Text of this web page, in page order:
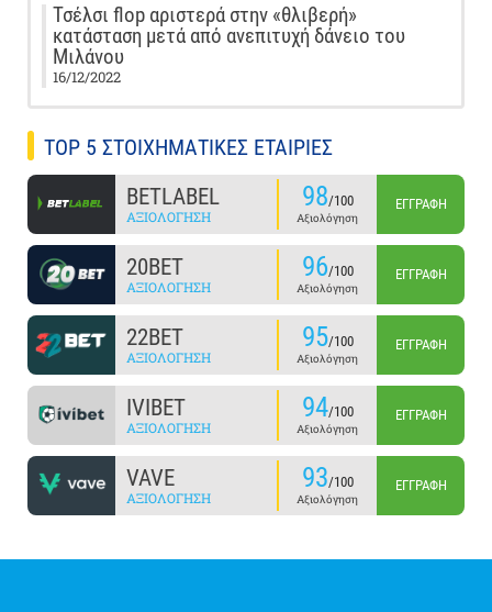
Τσέλσι flop αριστερά στην «θλιβερή»
κατάσταση μετά από ανεπιτυχή δάνειο του
Μιλάνου
16/12/2022
TOP 5 ΣΤΟΙΧΗΜΑΤΙΚΕΣ ΕΤΑΙΡΙΕΣ
BETLABEL
ΑΞΙΟΛΌΓΗΣΗ
98/100
Αξιολόγηση
ΕΓΓΡΑΦΉ
20BET
ΑΞΙΟΛΌΓΗΣΗ
96/100
Αξιολόγηση
ΕΓΓΡΑΦΉ
22BET
ΑΞΙΟΛΌΓΗΣΗ
95/100
Αξιολόγηση
ΕΓΓΡΑΦΉ
IVIBET
ΑΞΙΟΛΌΓΗΣΗ
94/100
Αξιολόγηση
ΕΓΓΡΑΦΉ
VAVE
ΑΞΙΟΛΌΓΗΣΗ
93/100
Αξιολόγηση
ΕΓΓΡΑΦΉ